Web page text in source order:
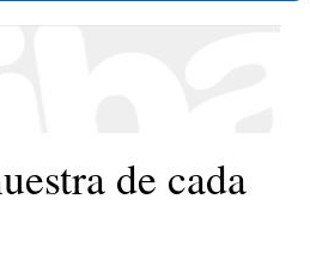
de cada